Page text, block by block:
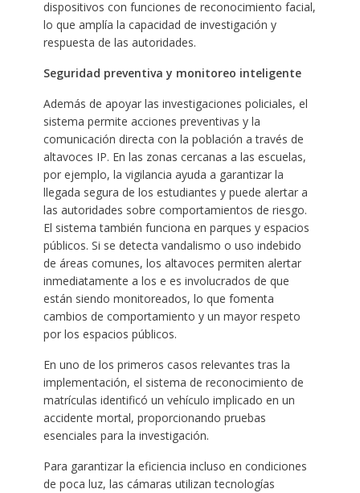
dispositivos con funciones de reconocimiento facial,
lo que amplía la capacidad de investigación y
respuesta de las autoridades.
Seguridad preventiva y monitoreo inteligente
Además de apoyar las investigaciones policiales, el
sistema permite acciones preventivas y la
comunicación directa con la población a través de
altavoces IP. En las zonas cercanas a las escuelas,
por ejemplo, la vigilancia ayuda a garantizar la
llegada segura de los estudiantes y puede alertar a
las autoridades sobre comportamientos de riesgo.
El sistema también funciona en parques y espacios
públicos. Si se detecta vandalismo o uso indebido
de áreas comunes, los altavoces permiten alertar
inmediatamente a los e es involucrados de que
están siendo monitoreados, lo que fomenta
cambios de comportamiento y un mayor respeto
por los espacios públicos.
En uno de los primeros casos relevantes tras la
implementación, el sistema de reconocimiento de
matrículas identificó un vehículo implicado en un
accidente mortal, proporcionando pruebas
esenciales para la investigación.
Para garantizar la eficiencia incluso en condiciones
de poca luz, las cámaras utilizan tecnologías